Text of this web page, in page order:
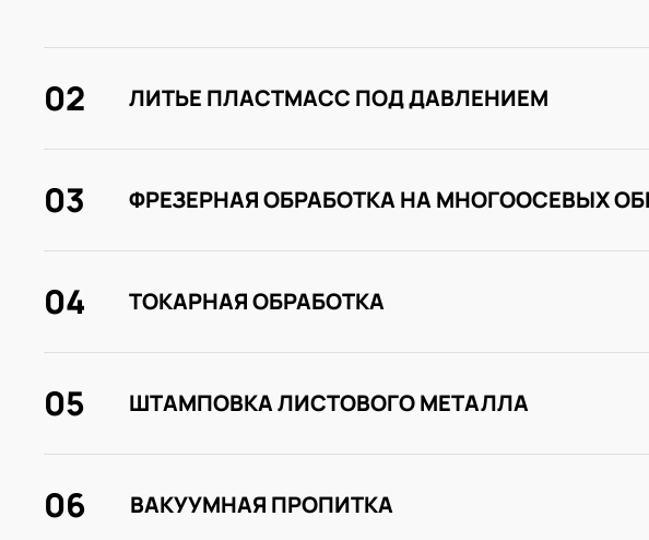
ЛИТЬЕ ПЛАСТМАСС ПОД ДАВЛЕНИЕМ
02
ФРЕЗЕРНАЯ ОБРАБОТКА НА МНОГООСЕВЫХ
03
ТОКАРНАЯ ОБРАБОТКА
04
ШТАМПОВКА ЛИСТОВОГО МЕТАЛЛА
05
ВАКУУМНАЯ ПРОПИТКА
06